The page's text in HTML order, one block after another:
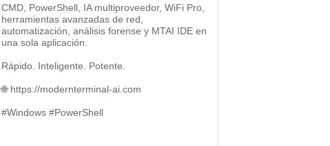
CMD, PowerShell, IA multiproveedor, WiFi Pro,
herramientas avanzadas de red,
automatización, análisis forense y MTAI IDE en
una sola aplicación.
Rápido. Inteligente. Potente.
🌐 https://modernterminal-ai.com
#Windows #PowerShell